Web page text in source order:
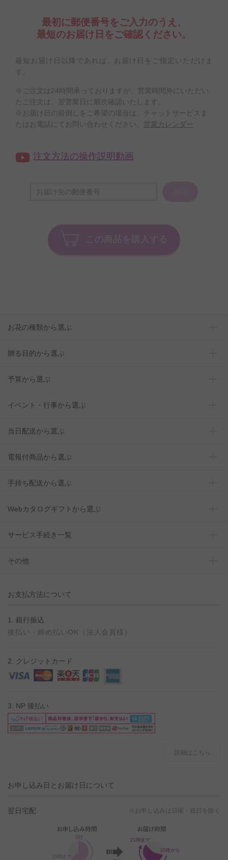
最初に郵便番号をご入力のうえ、
最短のお届け日をご確認ください。
最短お届け日以降であれば、お届け日をご指定いただけま
す。
※ご注文は24時間承っておりますが、営業時間外にいただい
たご注文は、翌営業日に順次確認いたします。
※お届け日の前倒しをご希望の場合は、チャットサービスま
たはお電話にてお問い合わせください。
営業カレンダー
注文方法の操作説明動画
この商品を購入する
お花の種類から選ぶ
贈る目的から選ぶ
予算から選ぶ
イベント・行事から選ぶ
当日配送から選ぶ
電報付商品から選ぶ
手持ち配送から選ぶ
Webカタログギフトから選ぶ
サービス手続き一覧
その他
お支払方法について
1. 銀行振込
後払い・締め払いOK（法人会員様）
2. クレジットカード
3. NP 後払い
詳細はこちら
お申し込み日とお届け日について
翌日宅配 ※お申し込みは日曜・祝日を除く